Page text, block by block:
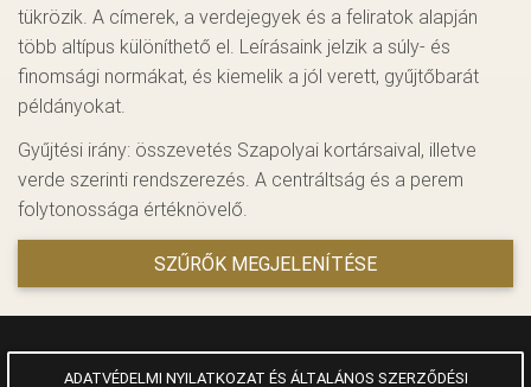
tükrözik. A címerek, a verdejegyek és a feliratok alapján
több altípus különíthető el. Leírásaink jelzik a súly- és
finomsági normákat, és kiemelik a jól verett, gyűjtőbarát
példányokat.
Gyűjtési irány: összevetés Szapolyai kortársaival, illetve
verde szerinti rendszerezés. A centráltság és a perem
folytonossága értéknövelő.
SZŰRŐK MEGJELENÍTÉSE
ADATVÉDELMI NYILATKOZAT ÉS ÁLTALÁNOS SZERZŐDÉSI